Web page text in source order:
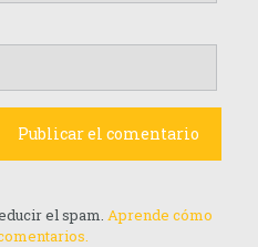
el spam. Aprende cómo